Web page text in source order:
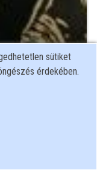
sütiket
érdekében.